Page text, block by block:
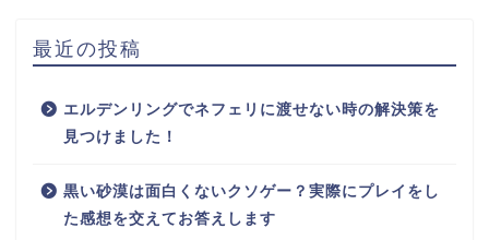
最近の投稿
エルデンリングでネフェリに渡せない時の解決策を
見つけました！
黒い砂漠は面白くないクソゲー？実際にプレイをし
た感想を交えてお答えします